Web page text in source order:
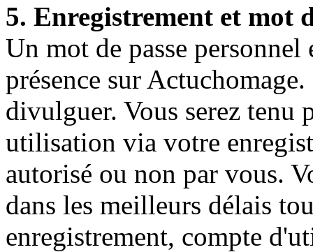
5. Enregistrement et mot
Un mot de passe
présence sur
divulguer. Vous serez tenu
utilisation via votre
autorisé ou non par vous.
dans les meilleurs délais
enregistrement, compte